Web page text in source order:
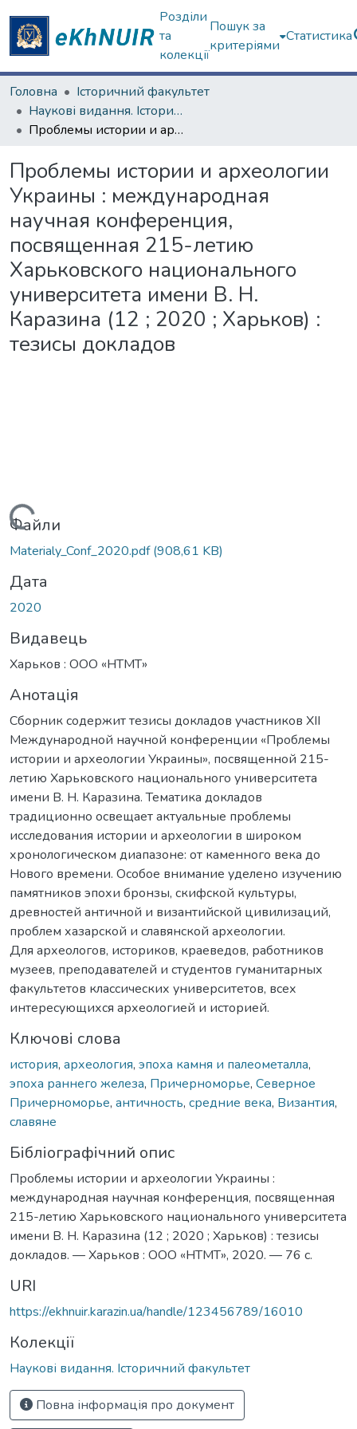
Розділи
та
колекції
Пошук за
критеріями
Статистика
Головна
Історичний факультет
Наукові видання. Історичний факультет
Проблемы истории и археологии Украины : международная научная конференция, посвященная 215-летию Харьковского национального университета имени В. Н. Каразина (12 ; 2020 ; Харьков) : тезисы докладов
Проблемы истории и археологии
Украины : международная
научная конференция,
посвященная 215-летию
Харьковского национального
университета имени В. Н.
Каразина (12 ; 2020 ; Харьков) :
тезисы докладов
Файли
Materialy_Conf_2020.pdf(908,61 KB)
Дата
2020
Видавець
Харьков : ООО «НТМТ»
Анотація
Сборник содержит тезисы докладов участников XII
Международной научной конференции «Проблемы
истории и археологии Украины», посвященной 215-
летию Харьковского национального университета
имени В. Н. Каразина. Тематика докладов
традиционно освещает актуальные проблемы
исследования истории и археологии в широком
хронологическом диапазоне: от каменного века до
Нового времени. Особое внимание уделено изучению
памятников эпохи бронзы, скифской культуры,
древностей античной и византийской цивилизаций,
проблем хазарской и славянской археологии.
Для археологов, историков, краеведов, работников
музеев, преподавателей и студентов гуманитарных
факультетов классических университетов, всех
интересующихся археологией и историей.
Ключові слова
история, археология, эпоха камня и палеометалла,
эпоха раннего железа, Причерноморье, Северное
Причерноморье, античность, средние века, Византия,
славяне
Бібліографічний опис
Проблемы истории и археологии Украины :
международная научная конференция, посвященная
215-летию Харьковского национального университета
имени В. Н. Каразина (12 ; 2020 ; Харьков) : тезисы
докладов. — Харьков : ООО «НТМТ», 2020. — 76 с.
URI
https://ekhnuir.karazin.ua/handle/123456789/16010
Колекції
Наукові видання. Історичний факультет
Повна інформація про документ